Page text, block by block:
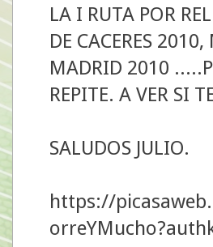
LA I RUTA POR
DE CACERES
MADRID 2010
REPITE. A VER SI
SALUDOS JULIO.
https://